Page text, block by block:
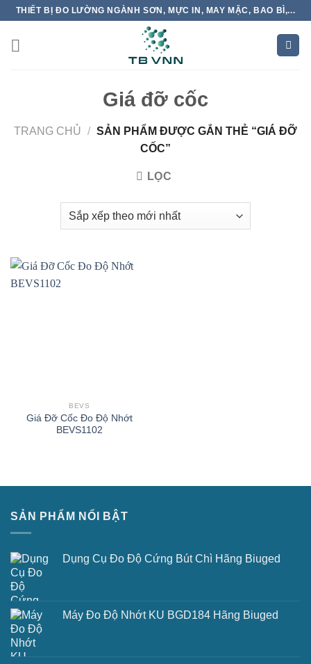
Skip
content
THIẾT BỊ ĐO LƯỜNG NGÀNH SƠN, MỰC IN, MAY MẶC, BAO BÌ,...
Giá đỡ cốc
TRANG CHỦ / SẢN PHẨM ĐƯỢC GẮN THẺ “GIÁ ĐỠ
CỐC”
LỌC
BEVS
Giá Đỡ Cốc Đo Độ Nhớt
BEVS1102
SẢN PHẨM NỔI BẬT
Dụng Cụ Đo Độ Cứng Bút Chì Hãng Biuged
Máy Đo Độ Nhớt KU BGD184 Hãng Biuged